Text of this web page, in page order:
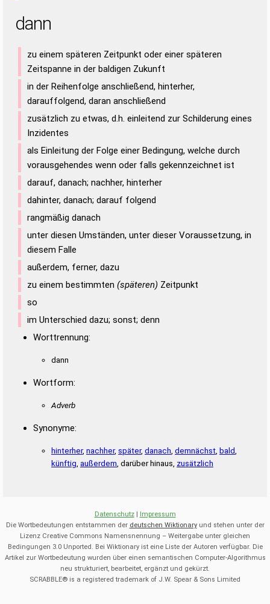
bestimmen!
Duden – Standardwerk in 12 Bänden
Duden – Richtiges und gutes
Deutsch
Duden – Die deutsche Grammatik
Universalwörterbuch
dann
zu einem späteren Zeitpunkt oder einer späteren
Zeitspanne in der baldigen Zukunft
in der Reihenfolge anschließend, hinterher,
darauffolgend, daran anschließend
zusätzlich zu etwas, d.h. einleitend zur Schilderung eines
Inzidentes
als Einleitung der Folge einer Bedingung, welche durch
vorausgehendes wenn oder falls gekennzeichnet ist
darauf, danach; nachher, hinterher
dahinter, danach; darauf folgend
rangmäßig danach
unter diesen Umständen, unter dieser Voraussetzung, in
diesem Falle
außerdem, ferner, dazu
zu einem bestimmten (späteren) Zeitpunkt
so
im Unterschied dazu; sonst; denn
Worttrennung:
dann
Wortform:
Adverb
Synonyme:
hinterher, nachher, später, danach demnächst bald
künftig außerdem , darüber hinaus, zusätzlich
Datenschutz| Impressum
Die Wortbedeutungen entstammen der deutschen Wiktionaryund stehen unter der
Lizenz Creative Commons Namensnennung – Weitergabe unter gleichen
Bedingungen 3.0 Unported. Bei Wiktionary ist eine Liste der Autoren verfügbar. Die
Artikel zur Wortbedeutung wurden über einen semantischen Computer-Algorithmus
neu strukturiert, bearbeitet, ergänzt und gekürzt.
SCRABBLE® is a registered trademark of J.W. Spear & Sons Limited